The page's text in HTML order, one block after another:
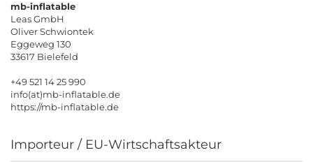
mb-inflatable
Leas GmbH
Oliver Schwiontek
Eggeweg 130
33617 Bielefeld
+49 521 14 25 990
info(at)mb-inflatable.de
https://mb-inflatable.de
Importeur / EU-Wirtschaftsakteur